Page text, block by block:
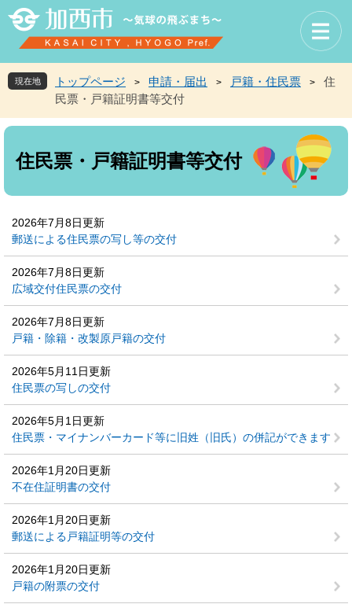
先
頭
す
を
飛
し
へ
現在地 トップページ > 申請・届出 > 戸籍・住民票 >
住
民票・戸籍証明書等交付
本
住民票・戸籍証明書等交付
2026年7月8日更新
郵送による住民票の写し等の交付
2026年7月8日更新
広域交付住民票の交付
2026年7月8日更新
戸籍・除籍・改製原戸籍の交付
2026年5月11日更新
住民票の写しの交付
2026年5月1日更新
住民票・マイナンバーカード等に旧姓（旧氏）の併記ができます
2026年1月20日更新
不在住証明書の交付
2026年1月20日更新
郵送による戸籍証明等の交付
2026年1月20日更新
戸籍の附票の交付